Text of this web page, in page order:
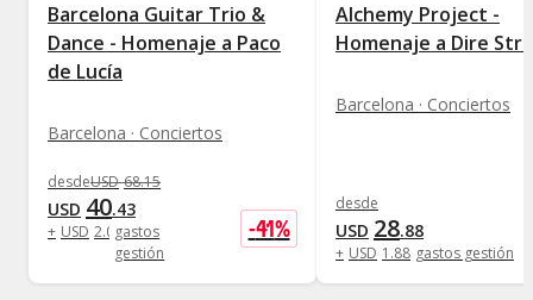
Barcelona Guitar Trio &
Dance - Homenaje a Paco
de Lucía
Barcelona · Conciertos
desdeUSD 68.15
USD 40.43
+ USD 2.08gastos
gestión
-41%
Alchemy Project -
Homenaje a Dire
Barcelona · Conciertos
desde
USD 28.88
+ USD 1 .88 gastos gestión